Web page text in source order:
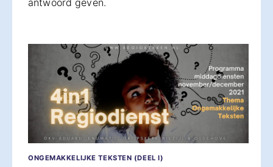
ONGEMAKKELIJKE TEKSTEN (DEEL I)